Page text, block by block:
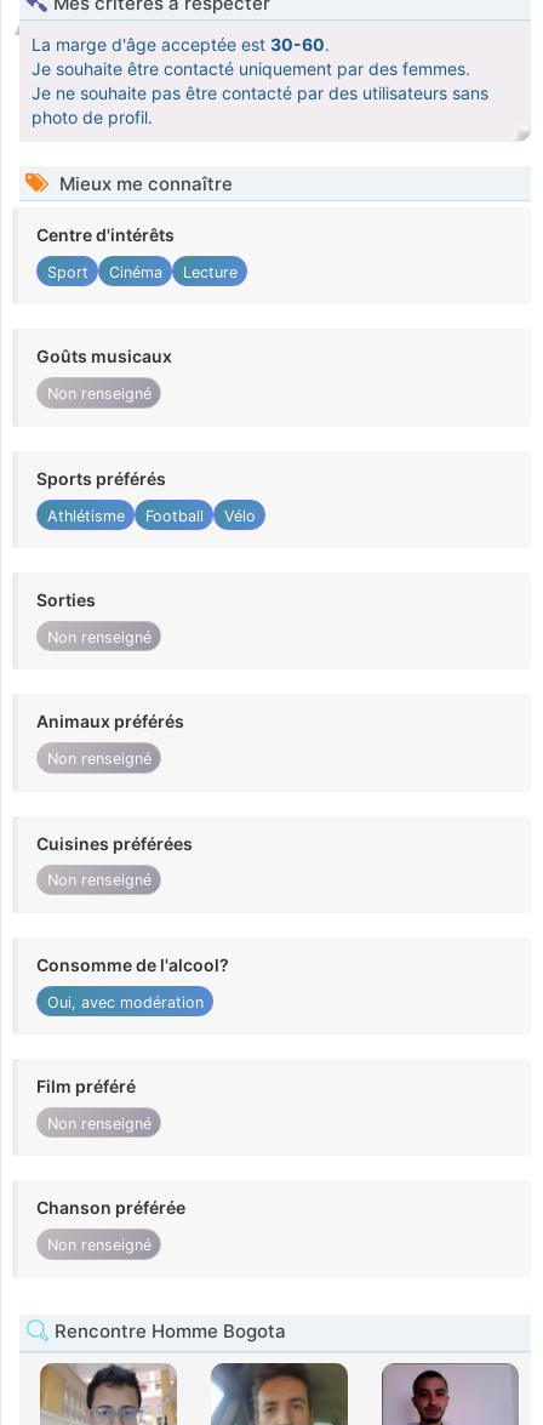
La marge d'âge acceptée est 30-60.
Je souhaite être contacté uniquement par des femmes.
Je ne souhaite pas être contacté par des utilisateurs sans
photo de profil.
Mieux me connaître
Centre d'intérêts
Sport Cinéma Lecture
Goûts musicaux
Non renseigné
Sports préférés
Athlétisme Football Vélo
Sorties
Non renseigné
Animaux préférés
Non renseigné
Cuisines préférées
Non renseigné
Consomme de l'alcool?
Oui, avec modération
Film préféré
Non renseigné
Chanson préférée
Non renseigné
Rencontre Homme Bogota